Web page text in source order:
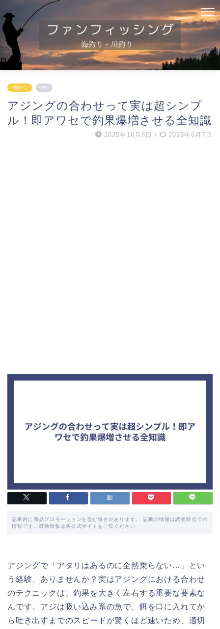
海釣り PR
アジングの合わせって実は超シンプ
ル！即アワセで釣果爆増させる全知識
2025年10月8日 / 2026年6月7日
記事内に商品プロモーションを含む場合があります。 記載の情報は調査時点での
情報です。最新情報は各公式サイトをご覧ください
アジングで「アタリはあるのに全然乗らない…」とい
う経験、ありませんか？実はアジングにおける合わせ
のテクニックは、釣果を大きく左右する重要な要素な
んです。アジは吸い込み系の魚で、餌を口に入れてか
ら吐き出すまでのスピードが驚くほど速いため、適切